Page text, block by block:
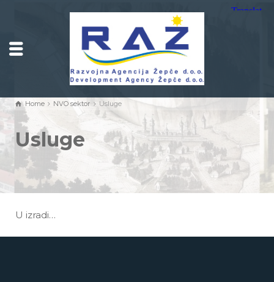
Home NVO sektor Usluge
Usluge
U izradi…